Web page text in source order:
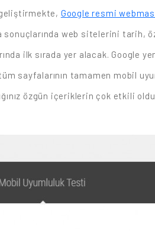
Google resmi
sonuçlarında web sitelerini tarih,
ilk sırada yer alacak. Google
sayfalarının tamamen mobil
özgün içeriklerin çok etkili